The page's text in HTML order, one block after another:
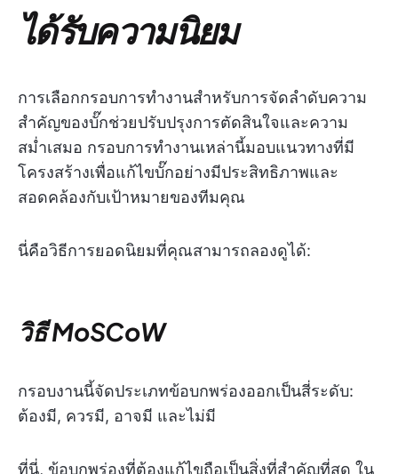
ได้รับความนิยม
การเลือกกรอบการทำงานสำหรับการจัดลำดับความ
สำคัญของบั๊กช่วยปรับปรุงการตัดสินใจและความ
สม่ำเสมอ กรอบการทำงานเหล่านี้มอบแนวทางที่มี
โครงสร้างเพื่อแก้ไขบั๊กอย่างมีประสิทธิภาพและ
สอดคล้องกับเป้าหมายของทีมคุณ
นี่คือวิธีการยอดนิยมที่คุณสามารถลองดูได้:
วิธี MoSCoW
กรอบงานนี้จัดประเภทข้อบกพร่องออกเป็นสี่ระดับ:
ต้องมี, ควรมี, อาจมี และไม่มี
ที่นี่, ข้อบกพร่องที่ต้องแก้ไขถือเป็นสิ่งที่สำคัญที่สุด ใน